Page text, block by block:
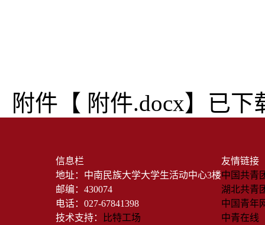
附件【 附件.docx】已下
信息栏
地址：中南民族大学大学生活动中心3楼
邮编：430074
电话：027-67841398
技术支持：
比特工场
友情链接
中国共青
湖北共青
中国青年
中青在线